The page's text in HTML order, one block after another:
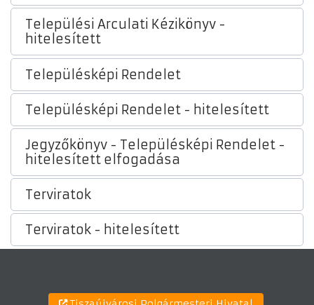
Települési Arculati Kézikönyv -
hitelesített
Településképi Rendelet
Településképi Rendelet - hitelesített
Jegyzőkönyv - Településképi Rendelet -
hitelesített elfogadása
Terviratok
Terviratok - hitelesített